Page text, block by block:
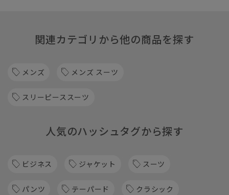
関連カテゴリから他の商品を探す
メンズ メンズ スーツ
スリーピーススーツ
人気のハッシュタグから探す
ビジネス ジャケット スーツ
パンツ テーパード クラシック